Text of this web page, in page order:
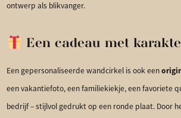
ontwerp als blikvanger.
Een cadeau met
Een gepersonaliseerde wandcirkel is ook een
een vakantiefoto, een familiekiekje, een favoriete
bedrijf – stijlvol gedrukt op een ronde plaat. Door